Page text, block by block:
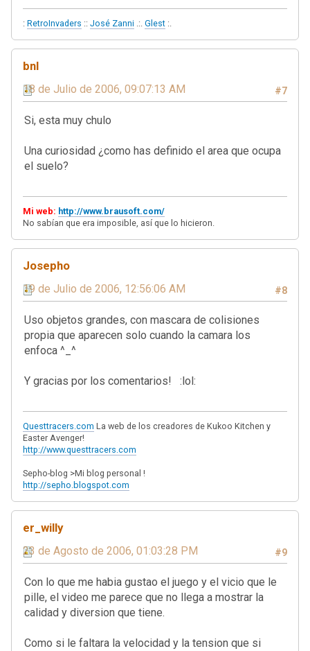
: RetroInvaders :: José Zanni .:. Glest :.
bnl
#7
18 de Julio de 2006, 09:07:13 AM
Si, esta muy chulo
Una curiosidad ¿como has definido el area que ocupa
el suelo?
Mi web: http://www.brausoft.com/
No sabían que era imposible, así que lo hicieron.
Josepho
#8
19 de Julio de 2006, 12:56:06 AM
Uso objetos grandes, con mascara de colisiones
propia que aparecen solo cuando la camara los
enfoca ^_^
Y gracias por los comentarios! :lol:
Questtracers.com La web de los creadores de Kukoo Kitchen y
Easter Avenger!
http://www.questtracers.com
Sepho-blog >Mi blog personal !
http://sepho.blogspot.com
er_willy
#9
23 de Agosto de 2006, 01:03:28 PM
Con lo que me habia gustao el juego y el vicio que le
pille, el video me parece que no llega a mostrar la
calidad y diversion que tiene.
Como si le faltara la velocidad y la tension que si